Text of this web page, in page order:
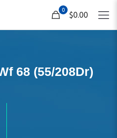
0
$0.00
68 (55/208Dr)